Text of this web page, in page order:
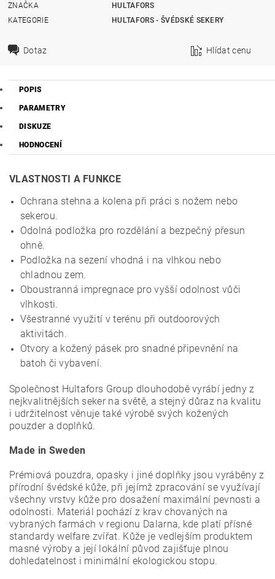
ZNAČKA
HULTAFORS
KATEGORIE
HULTAFORS - ŠVÉDSKÉ SEKERY
Dotaz Hlídat cenu
POPIS
PARAMETRY
DISKUZE
HODNOCENÍ
VLASTNOSTI A FUNKCE
Ochrana stehna a kolena při práci s nožem nebo
sekerou.
Odolná podložka pro rozdělání a bezpečný přesun
ohně.
Podložka na sezení vhodná i na vlhkou nebo
chladnou zem.
Oboustranná impregnace pro vyšší odolnost vůči
vlhkosti.
Všestranné využití v terénu při outdoorových
aktivitách.
Otvory a kožený pásek pro snadné připevnění na
batoh či vybavení.
Společnost Hultafors Group dlouhodobě vyrábí jedny z
nejkvalitnějších seker na světě, a stejný důraz na kvalitu
i udržitelnost věnuje také výrobě svých kožených
pouzder a doplňků.
Made in Sweden
Prémiová pouzdra, opasky i jiné doplňky jsou vyráběny z
přírodní švédské kůže, při jejímž zpracování se využívají
všechny vrstvy kůže pro dosažení maximální pevnosti a
odolnosti. Materiál pochází z krav chovaných na
vybraných farmách v regionu Dalarna, kde platí přísné
standardy welfare zvířat. Kůže je vedlejším produktem
masné výroby a její lokální původ zajišťuje plnou
dohledatelnost i minimální ekologickou stopu.